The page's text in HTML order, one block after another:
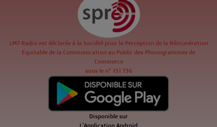
LM7 Radio est déclarée à la Société pour la Perception de la Rémunération
Equitable de la Communication au Public des Phonogrammes de
Commerce
sous le n° 151 736
Disponible sur
L'Application Android